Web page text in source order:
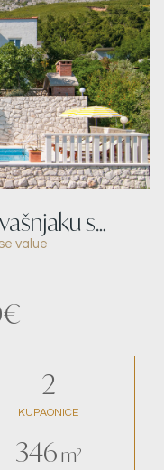
s
value
2
KUPAONICE
346 m²